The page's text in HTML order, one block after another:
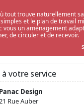
tout trouve naturellement
et le plan de travail
vous un aménagement
de circuler et de recevoir.
votre service
Panac Design
Rue Auber